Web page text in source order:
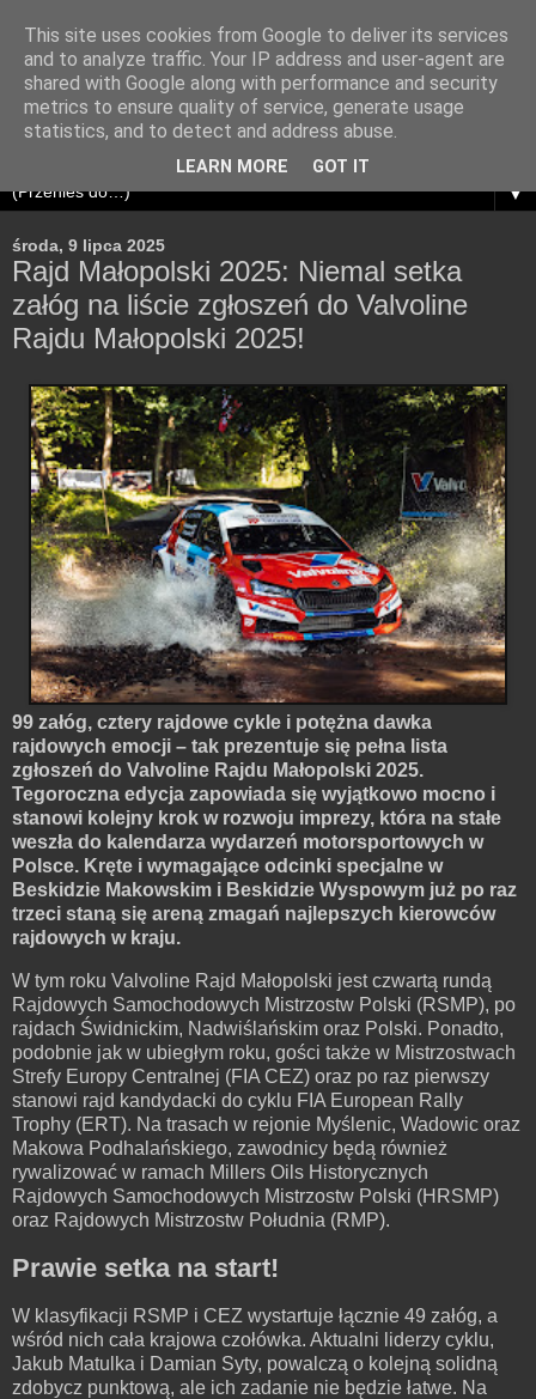
▼
środa, 9 lipca 2025
Rajd Małopolski 2025: Niemal setka
załóg na liście zgłoszeń do Valvoline
Rajdu Małopolski 2025!
99 załóg, cztery rajdowe cykle i potężna dawka
rajdowych emocji – tak prezentuje się pełna lista
zgłoszeń do Valvoline Rajdu Małopolski 2025.
Tegoroczna edycja zapowiada się wyjątkowo mocno i
stanowi kolejny krok w rozwoju imprezy, która na stałe
weszła do kalendarza wydarzeń motorsportowych w
Polsce. Kręte i wymagające odcinki specjalne w
Beskidzie Makowskim i Beskidzie Wyspowym już po raz
trzeci staną się areną zmagań najlepszych kierowców
rajdowych w kraju.
W tym roku Valvoline Rajd Małopolski jest czwartą rundą
Rajdowych Samochodowych Mistrzostw Polski (RSMP), po
rajdach Świdnickim, Nadwiślańskim oraz Polski. Ponadto,
podobnie jak w ubiegłym roku, gości także w Mistrzostwach
Strefy Europy Centralnej (FIA CEZ) oraz po raz pierwszy
stanowi rajd kandydacki do cyklu FIA European Rally
Trophy (ERT). Na trasach w rejonie Myślenic, Wadowic oraz
Makowa Podhalańskiego, zawodnicy będą również
rywalizować w ramach Millers Oils Historycznych
Rajdowych Samochodowych Mistrzostw Polski (HRSMP)
oraz Rajdowych Mistrzostw Południa (RMP).
Prawie setka na start!
W klasyfikacji RSMP i CEZ wystartuje łącznie 49 załóg, a
wśród nich cała krajowa czołówka. Aktualni liderzy cyklu,
Jakub Matulka i Damian Syty, powalczą o kolejną solidną
zdobycz punktową, ale ich zadanie nie będzie łatwe. Na
This site uses cookies from Google to deliver its services
and to analyze traffic. Your IP address and user-agent are
shared with Google along with performance and security
metrics to ensure quality of service, generate usage
statistics, and to detect and address abuse.
LEARN MORE GOT IT